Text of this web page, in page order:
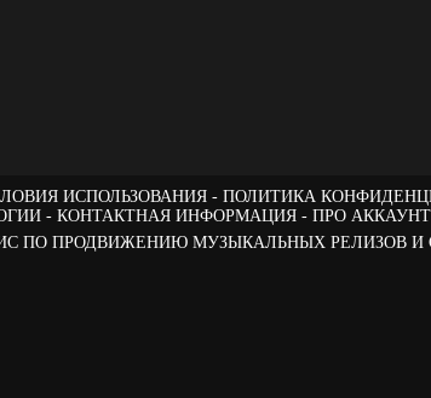
ИСПОЛЬЗОВАНИЯ ПОЛИТИКА
КОНТАКТНАЯ ИНФОРМАЦИЯ ПРО АККАУНТ
ПО ПРОДВИЖЕНИЮ МУЗЫКАЛЬНЫХ РЕЛИЗОВ